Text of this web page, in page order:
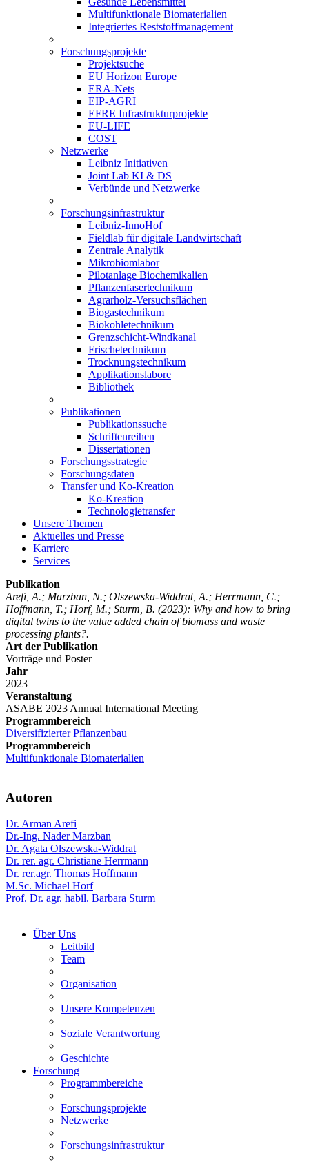
Multifunktionale Biomaterialien
Integriertes Reststoffmanagement
Forschungsprojekte
Projektsuche
EU Horizon Europe
ERA-Nets
EIP-AGRI
EFRE Infrastrukturprojekte
EU-LIFE
COST
Netzwerke
Leibniz Initiativen
Joint Lab KI & DS
Verbünde und Netzwerke
Forschungsinfrastruktur
Leibniz-InnoHof
Fieldlab für digitale Landwirtschaft
Zentrale Analytik
Mikrobiomlabor
Pilotanlage Biochemikalien
Pflanzenfasertechnikum
Agrarholz-Versuchsflächen
Biogastechnikum
Biokohletechnikum
Grenzschicht-Windkanal
Frischetechnikum
Trocknungstechnikum
Applikationslabore
Bibliothek
Publikationen
Publikationssuche
Schriftenreihen
Dissertationen
Forschungsstrategie
Forschungsdaten
Transfer und Ko-Kreation
Ko-Kreation
Technologietransfer
Unsere Themen
Aktuelles und Presse
Karriere
Services
Publikation
Arefi, A.; Marzban, N.; Olszewska-Widdrat, A.; Herrmann, C.;
Hoffmann, T.; Horf, M.; Sturm, B. (2023): Why and how to bring
digital twins to the value added chain of biomass and waste
processing plants?.
Art der Publikation
Vorträge und Poster
Jahr
2023
Veranstaltung
ASABE 2023 Annual International Meeting
Programmbereich
Diversifizierter Pflanzenbau
Programmbereich
Multifunktionale Biomaterialien
Autoren
Dr. Arman Arefi
Dr.-Ing. Nader Marzban
Dr. Agata Olszewska-Widdrat
Dr. rer. agr. Christiane Herrmann
Dr. rer.agr. Thomas Hoffmann
M.Sc. Michael Horf
Prof. Dr. agr. habil. Barbara Sturm
Über Uns
Leitbild
Team
Organisation
Unsere Kompetenzen
Soziale Verantwortung
Geschichte
Forschung
Programmbereiche
Forschungsprojekte
Netzwerke
Forschungsinfrastruktur